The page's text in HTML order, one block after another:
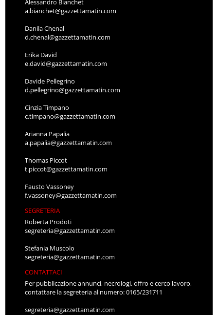
Alessandro Bianchet
a.bianchet@gazzettamatin.com
Danila Chenal
d.chenal@gazzettamatin.com
Erika David
e.david@gazzettamatin.com
Davide Pellegrino
d.pellegrino@gazzettamatin.com
Cinzia Timpano
c.timpano@gazzettamatin.com
Arianna Papalia
a.papalia@gazzettamatin.com
Thomas Piccot
t.piccot@gazzettamatin.com
Fausto Vassoney
f.vassoney@gazzettamatin.com
SEGRETERIA
Roberta Prodoti
segreteria@gazzettamatin.com
Stefania Muscolo
segreteria@gazzettamatin.com
CONTATTACI
Per pubblicazione annunci, necrologi, offro e cerco lavoro,
contattare la segreteria al numero: 0165/231711
segreteria@gazzettamatin.com